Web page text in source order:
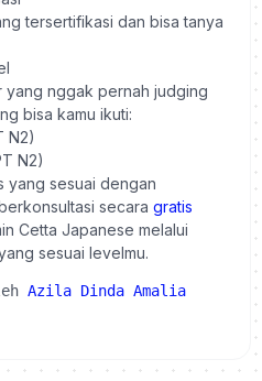
tersertifikasi dan bisa tanya
yang nggak pernah judging
bisa kamu ikuti:
N2)
N2)
yang sesuai dengan
secara gratis
Cetta Japanese melalui
sesuai levelmu.
Azila Dinda Amalia